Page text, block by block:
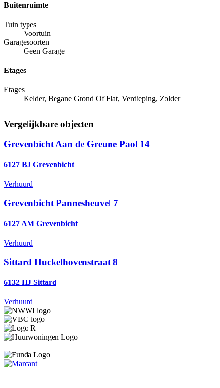
Buitenruimte
Tuin types
Voortuin
Garagesoorten
Geen Garage
Etages
Etages
Kelder, Begane Grond Of Flat, Verdieping, Zolder
Vergelijkbare objecten
Grevenbicht Aan de Greune Paol 14
6127 BJ Grevenbicht
Verhuurd
GrevenbichtPannesheuvel 7
6127 AM Grevenbicht
Verhuurd
Sittard Huckelhovenstraat 8
6132 HJ Sittard
Verhuurd